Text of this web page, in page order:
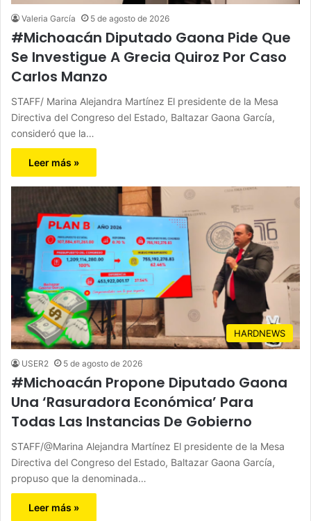
Valeria García 5 de agosto de 2026
#Michoacán Diputado Gaona Pide Que
Se Investigue A Grecia Quiroz Por Caso
Carlos Manzo
STAFF/ Marina Alejandra Martínez El presidente de la Mesa
Directiva del Congreso del Estado, Baltazar Gaona García,
consideró que la…
Leer más »
HARDNEWS
USER2 5 de agosto de 2026
#Michoacán Propone Diputado Gaona
Una ‘Rasuradora Económica’ Para
Todas Las Instancias De Gobierno
STAFF/@Marina Alejandra Martínez El presidente de la Mesa
Directiva del Congreso del Estado, Baltazar Gaona García,
propuso que la denominada…
Leer más »